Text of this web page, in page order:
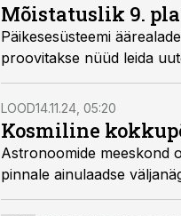
Mõistatuslik 9.
Päikesesüsteemi
proovitakse nüüd leida
LOOD14.11.24, 05:20
Kosmiline
Astronoomide meeskond
pinnale ainulaadse